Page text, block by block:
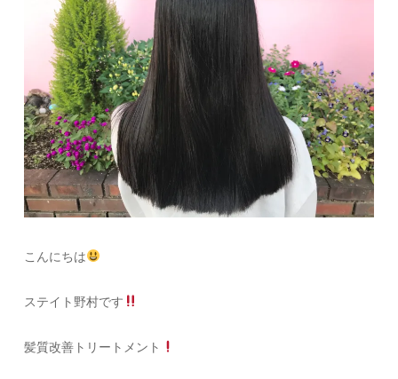
こんにちは
ステイト野村です
髪質改善トリートメント